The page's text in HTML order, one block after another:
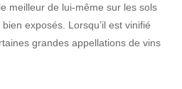
meilleur de lui-même sur les sols
exposés. Lorsqu’il est vinifié
grandes appellations de vins